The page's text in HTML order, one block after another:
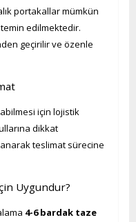
portakallar mümkün
edilmektedir.
geçirilir ve özenle
için lojistik
dikkat
teslimat sürecine
Uygundur?
4-6 bardak taze